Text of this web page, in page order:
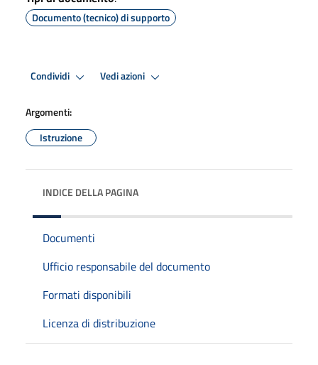
Documento (tecnico) di supporto
Condividi Vedi azioni
Argomenti:
Istruzione
INDICE DELLA PAGINA
Documenti
Ufficio responsabile del documento
Formati disponibili
Licenza di distribuzione